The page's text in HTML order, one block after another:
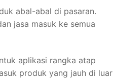
abal-abal di pasaran.
jasa masuk ke semua
aplikasi rangka atap
produk yang jauh di luar